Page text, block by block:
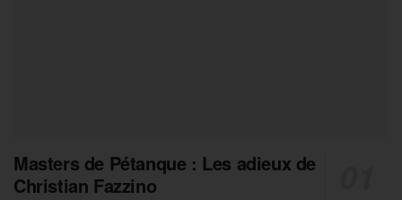
Masters de Pétanque : Les adieux de
Christian Fazzino